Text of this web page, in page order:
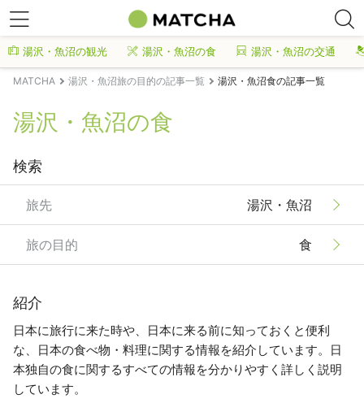
湯沢・魚沼の観光 湯沢・魚沼の食 湯沢・魚沼の交通
MATCHA 湯沢・魚沼旅の目的の記事一覧 湯沢・魚沼食の記事一覧
湯沢・魚沼の食
検索
旅先 湯沢・魚沼
旅の目的 食
紹介
日本に旅行に来た時や、日本に来る前に知っておくと便利
な、日本の食べ物・料理に関する情報を紹介しています。日
本独自の食に関するすべての情報を分かりやすく詳しく説明
しています。